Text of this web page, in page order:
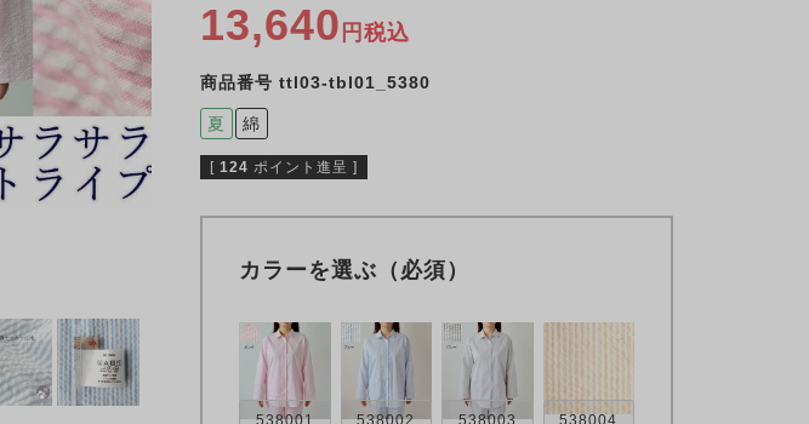
13,640 税込
商品番号 ttl03-tbl01_5380
夏 綿
[ 124 ポイント進呈 ]
カラーを選ぶ（必須）
538001
538002
538003
538004